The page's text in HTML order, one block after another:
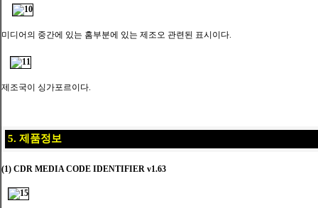
미디어의 중간에 있는 홈부분에 있는 제조오 관련된 표시이다.
제조국이 싱가포르이다.
5. 제품정보
(1) CDR MEDIA CODE IDENTIFIER v1.63